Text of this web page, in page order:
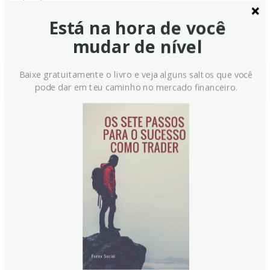
Continue lendo
Euro: Riscos de alta após forte
Está na hora de você
mudar de nível
Baixe gratuitamente o livro e veja alguns saltos que você
pode dar em teu caminho no mercado financeiro.